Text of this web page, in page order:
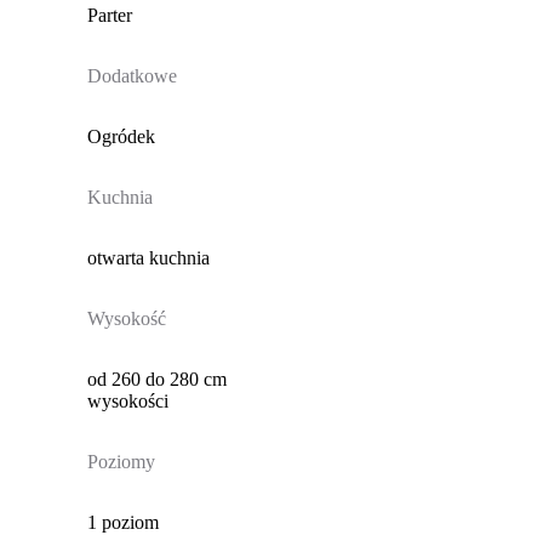
Parter
Dodatkowe
Ogródek
Kuchnia
otwarta kuchnia
Wysokość
od 260 do 280 cm
wysokości
Poziomy
1 poziom